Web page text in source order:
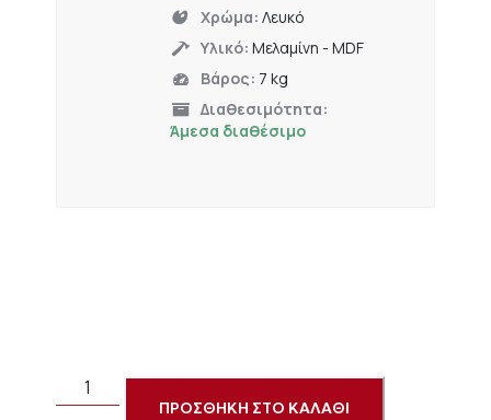
Χρώμα:Λευκό
Υλικό:Μελαμίνη - MDF
Βάρος: 7 kg
Διαθεσιμότητα:
Άμεσα διαθέσιμο
ΠΡΟΣΘΗΚΗ ΣΤΟ ΚΑΛΑΘΙ